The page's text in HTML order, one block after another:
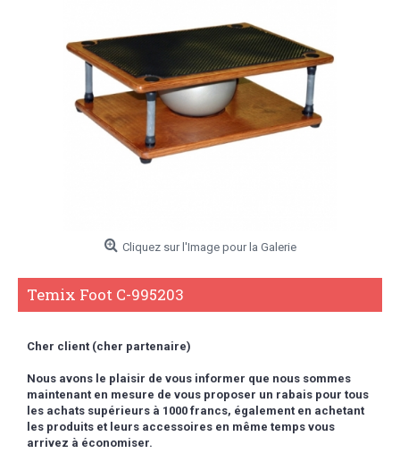
Cliquez sur l'Image pour la Galerie
Temix Foot C-995203
Cher client (cher partenaire)
Nous avons le plaisir de vous informer que nous sommes
maintenant en mesure de vous proposer un rabais pour tous
les achats supérieurs à 1000 francs, également en achetant
les produits et leurs accessoires en même temps vous
arrivez à économiser.